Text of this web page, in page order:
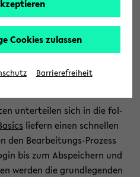
un­ter­stüt­zen Sie beim Ein­
ver­mit­teln nur die not­wen­di­
mög­lichst schnell Er­geb­
in Roxen zu er­stel­len
un­ter­tei­len sich in die fol­
lie­fern einen schnel­len
den Bearbeitungs-​Prozess
bis zum Ab­spei­chern und
wer­den die grund­le­gen­den
Cookies zulassen
Barrierefreiheit